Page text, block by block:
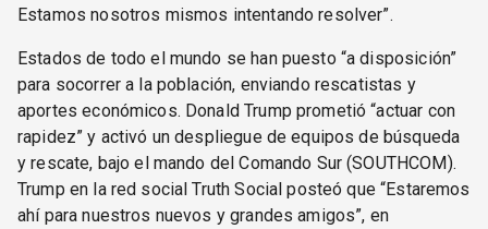
Estamos nosotros mismos intentando resolver”.
Estados de todo el mundo se han puesto “a disposición”
para socorrer a la población, enviando rescatistas y
aportes económicos. Donald Trump prometió “actuar con
rapidez” y activó un despliegue de equipos de búsqueda
y rescate, bajo el mando del Comando Sur (SOUTHCOM).
Trump en la red social Truth Social posteó que “Estaremos
ahí para nuestros nuevos y grandes amigos”, en